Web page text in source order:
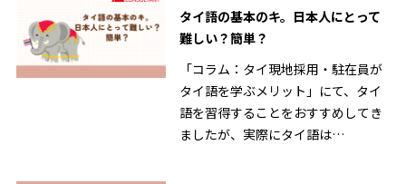
タイ語の基本のキ。日本人にとって
難しい？簡単？
「コラム：タイ現地採用・駐在員が
タイ語を学ぶメリット」にて、タイ
語を習得することをおすすめしてき
ましたが、実際にタイ語は…